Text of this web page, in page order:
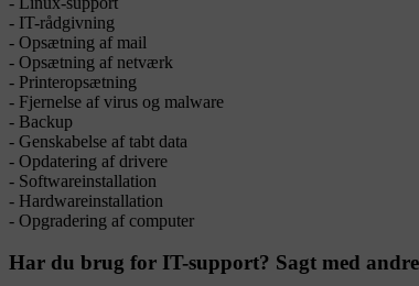
- IT-rådgivning
- Opsætning af mail
- Opsætning af netværk
- Printeropsætning
- Fjernelse af virus og malware
- Backup
- Genskabelse af tabt data
- Opdatering af drivere
- Softwareinstallation
- Hardwareinstallation
- Opgradering af computer
Har du brug for IT-support? Sagt med